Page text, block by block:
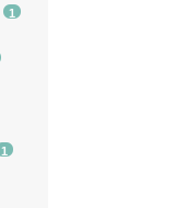
1
1